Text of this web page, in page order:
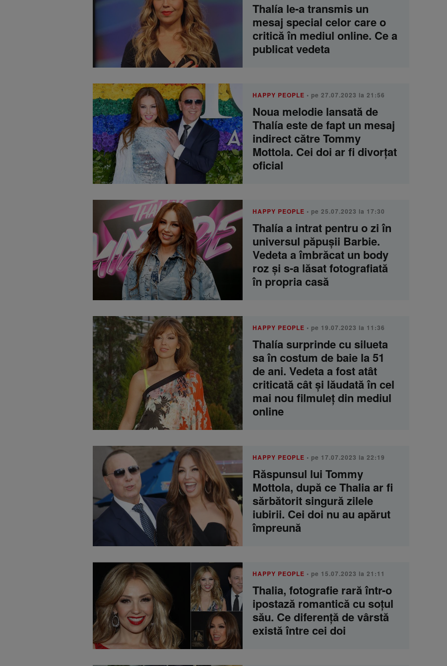
Thalía le-a transmis un
mesaj special celor care o
critică în mediul online. Ce a
publicat vedeta
HAPPY PEOPLE • pe 27.07.2023 la 21:56
Noua melodie lansată de
Thalía este de fapt un mesaj
indirect către Tommy
Mottola. Cei doi ar fi divorțat
oficial
HAPPY PEOPLE • pe 25.07.2023 la 17:30
Thalía a intrat pentru o zi în
universul păpușii Barbie.
Vedeta a îmbrăcat un body
roz și s-a lăsat fotografiată
în propria casă
HAPPY PEOPLE • pe 19.07.2023 la 11:36
Thalía surprinde cu silueta
sa în costum de baie la 51
de ani. Vedeta a fost atât
criticată cât și lăudată în cel
mai nou filmuleț din mediul
online
HAPPY PEOPLE • pe 17.07.2023 la 22:19
Răspunsul lui Tommy
Mottola, după ce Thalia ar fi
sărbătorit singură zilele
iubirii. Cei doi nu au apărut
împreună
HAPPY PEOPLE • pe 15.07.2023 la 21:11
Thalia, fotografie rară într-o
ipostază romantică cu soțul
său. Ce diferență de vârstă
există între cei doi